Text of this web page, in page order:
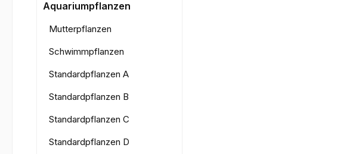
Aquariumpflanzen
Mutterpflanzen
Schwimmpflanzen
Standardpflanzen A
Standardpflanzen B
Standardpflanzen C
Standardpflanzen D